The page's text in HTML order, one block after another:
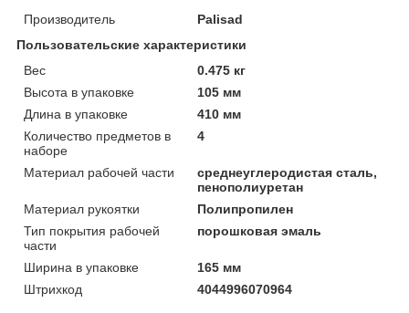
Производитель
Palisad
Пользовательские характеристики
Вeс
0.475 кг
Высотa в упаковке
105 мм
Длинa в упаковке
410 мм
Количество предметов в
наборе
4
Материал рабочей части
среднеуглеродистая сталь,
пенополиуретан
Материал рукоятки
Полипропилен
Тип покрытия рабочей
части
порошковая эмаль
Ширинa в упаковке
165 мм
Штрихкод
4044996070964